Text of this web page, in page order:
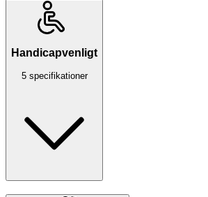
Handicapvenligt
5 specifikationer